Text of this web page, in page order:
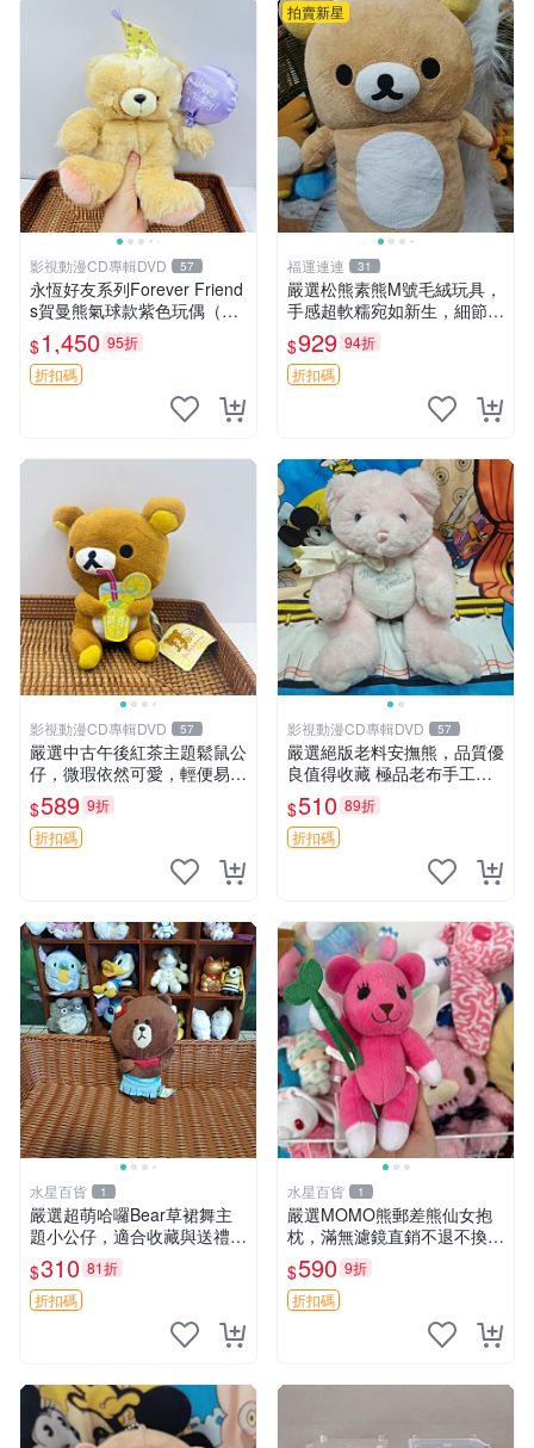
影視動漫CD專輯DVD 57
永恆好友系列Forever Friend
s賀曼熊氣球款紫色玩偶（鼻
子稍有磨損） 中古玩具 氣球
熊 玩偶
$1,450 95折
折扣碼
拍賣新星
福運連連 31
嚴選松熊素熊M號毛絨玩具，
手感超軟糯宛如新生，細節精
緻完美無瑕，推薦送禮或珍
藏，中古狀態保養得宜。 松
熊 素熊 毛絨doll
$929 94折
折扣碼
影視動漫CD專輯DVD 57
嚴選中古午後紅茶主題鬆鼠公
仔，微瑕依然可愛，輕便易運
送 二手收藏推薦 工廠直營 快
遞到府 中古 玩偶 公仔
$589 9折
折扣碼
影視動漫CD專輯DVD 57
嚴選絕版老料安撫熊，品質優
良值得收藏 極品老布手工安
撫搖鈴玩具，適合哄睡寶貝
超柔老料搖鈴熊，專為孩子設
計的安心伴護 推薦絕版老布
製工藝搖鈴熊，可當作童
$510 89折
折扣碼
水星百貨 1
嚴選超萌哈囉Bear草裙舞主
題小公仔，適合收藏與送禮 1
00 克 哈囉Bear 草裙舞
$310 81折
折扣碼
水星百貨 1
嚴選MOMO熊郵差熊仙女抱
枕，滿無濾鏡直銷不退不換
經典造型可愛必備 紅薯啵啵
間抱枕 抱枕 時尚
$590 9折
折扣碼